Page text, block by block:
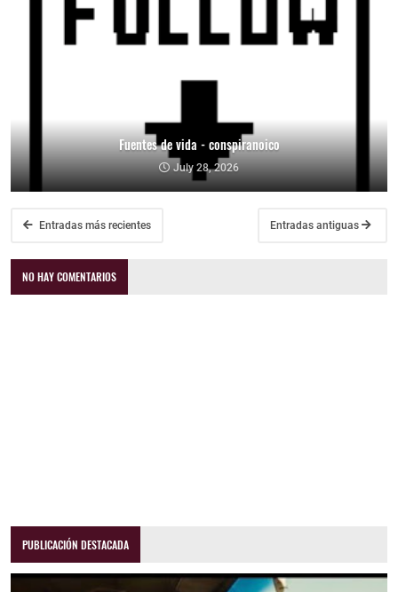
Fuentes de vida - conspiranoico
July 28, 2026
Entradas más recientes Entradas antiguas
NO HAY COMENTARIOS
PUBLICACIÓN DESTACADA